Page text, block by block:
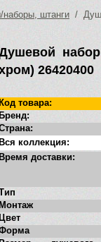
штанги /
26420400
Код товара:
Бренд:
Вся коллекция:
Время доставки:
Монтаж
Цвет